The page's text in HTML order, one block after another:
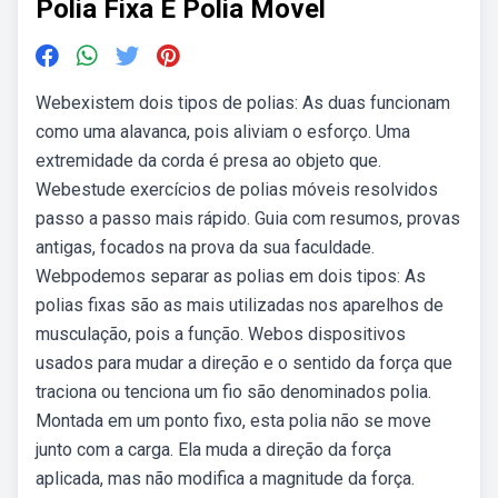
Polia Fixa E Polia Movel
Webexistem dois tipos de polias: As duas funcionam
como uma alavanca, pois aliviam o esforço. Uma
extremidade da corda é presa ao objeto que.
Webestude exercícios de polias móveis resolvidos
passo a passo mais rápido. Guia com resumos, provas
antigas, focados na prova da sua faculdade.
Webpodemos separar as polias em dois tipos: As
polias fixas são as mais utilizadas nos aparelhos de
musculação, pois a função. Webos dispositivos
usados para mudar a direção e o sentido da força que
traciona ou tenciona um fio são denominados polia.
Montada em um ponto fixo, esta polia não se move
junto com a carga. Ela muda a direção da força
aplicada, mas não modifica a magnitude da força.